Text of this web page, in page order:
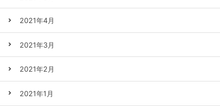
2021年4月
2021年3月
2021年2月
2021年1月